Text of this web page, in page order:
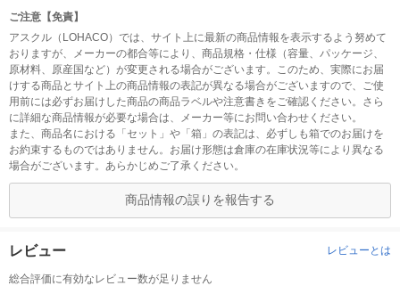
ご注意【免責】
アスクル（LOHACO）では、サイト上に最新の商品情報を表示するよう努めて
おりますが、メーカーの都合等により、商品規格・仕様（容量、パッケージ、
原材料、原産国など）が変更される場合がございます。このため、実際にお届
けする商品とサイト上の商品情報の表記が異なる場合がございますので、ご使
用前には必ずお届けした商品の商品ラベルや注意書きをご確認ください。さら
に詳細な商品情報が必要な場合は、メーカー等にお問い合わせください。
また、商品名における「セット」や「箱」の表記は、必ずしも箱でのお届けを
お約束するものではありません。お届け形態は倉庫の在庫状況等により異なる
場合がございます。あらかじめご了承ください。
商品情報の誤りを報告する
レビュー レビューとは
総合評価に有効なレビュー数が足りません